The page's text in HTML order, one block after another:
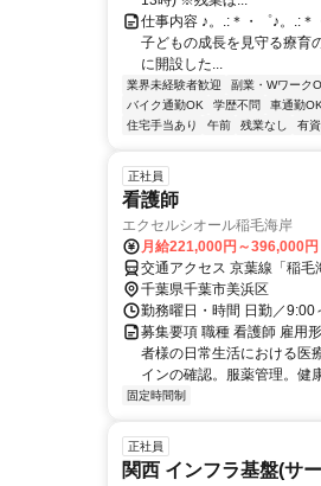
仕事内容 ♪。.:＊・゜♪。.:
子どもの成長を見守る療育
に開設した...
業界未経験者歓迎 副業・Wワーク
バイク通勤OK
学歴不問 車通勤OK
住宅手当あり
午前 残業なし 有
正社員
看護師
エクセルシオール稲毛海岸
月給221,000円～396,000円
交通アクセス 京葉線「稲
千葉県千葉市美浜区
勤務曜日・時間 日勤／
募集要項 職種 看護師 雇用
者様の日常生活における医
インの確認。服薬管理。健
固定時間制
正社員
関西 インフラ基盤(サ